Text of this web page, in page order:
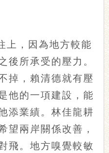
上，因為地方較能
後所承受的壓力。
掉，賴清德就有壓
他的一項建設，能
添業績。林佳龍耕
望兩岸關係改善，
飛。地方嗅覺較敏